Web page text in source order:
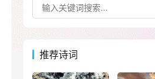
推荐诗词